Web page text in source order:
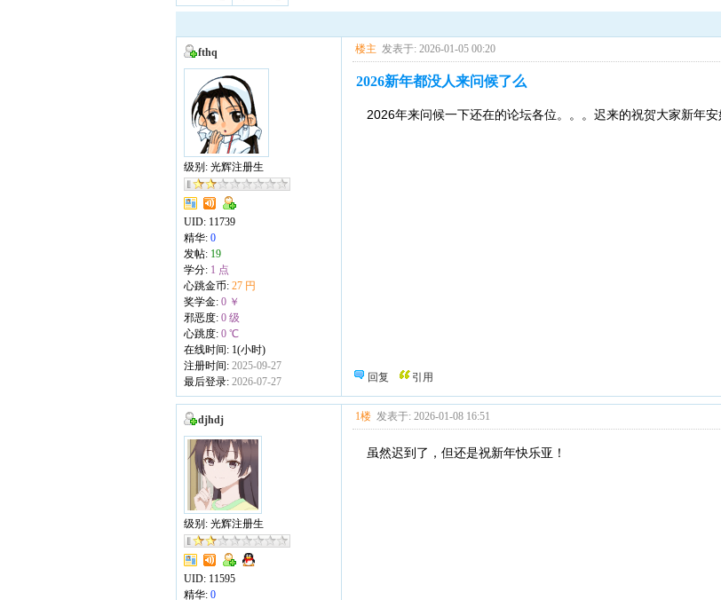
fthq
级别: 光辉注册生
UID: 11739
精华: 0
发帖: 19
学分: 1 点
心跳金币: 27 円
奖学金: 0 ￥
邪恶度: 0 级
心跳度: 0 ℃
在线时间: 1(小时)
注册时间: 2025-09-27
最后登录: 2026-07-27
楼主 发表于: 2026-01-05 00:20
2026新年都没人来问候了么
2026年来问候一下还在的论坛各位。。。迟来的祝贺大家新年安
回复 引用
djhdj
级别: 光辉注册生
UID: 11595
精华: 0
1楼 发表于: 2026-01-08 16:51
虽然迟到了，但还是祝新年快乐亚！